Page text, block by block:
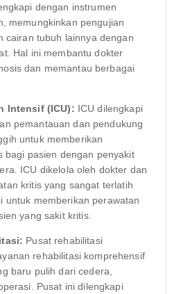
dengan instrumen
memungkinkan pengujian
cairan tubuh lainnya dengan
Hal ini membantu dokter
dan memantau berbagai
Intensif (ICU): ICU dilengkapi
pemantauan dan pendukung
untuk memberikan
bagi pasien dengan penyakit
ICU dikelola oleh dokter dan
kritis yang sangat terlatih
untuk memberikan perawatan
yang sakit kritis.
Pusat rehabilitasi
rehabilitasi komprehensif
baru pulih dari cedera,
Pusat ini dilengkapi